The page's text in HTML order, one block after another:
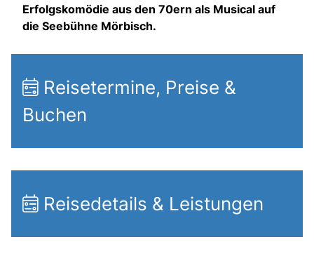
Erfolgskomödie aus den 70ern als Musical auf
die Seebühne Mörbisch.
Reisetermine, Preise &
Buchen
Reisedetails & Leistungen